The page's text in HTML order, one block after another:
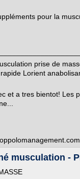
pour la
prise de
Lorient
et a tres bientot! Les
musculation -